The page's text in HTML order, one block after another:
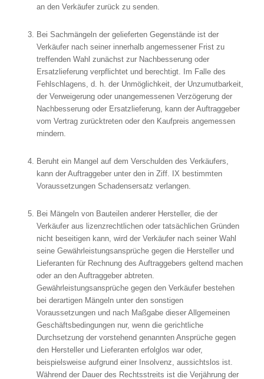
an den Verkäufer zurück zu senden.
Bei Sachmängeln der gelieferten Gegenstände ist der
Verkäufer nach seiner innerhalb angemessener Frist zu
treffenden Wahl zunächst zur Nachbesserung oder
Ersatzlieferung verpflichtet und berechtigt. Im Falle des
Fehlschlagens, d. h. der Unmöglichkeit, der Unzumutbarkeit,
der Verweigerung oder unangemessenen Verzögerung der
Nachbesserung oder Ersatzlieferung, kann der Auftraggeber
vom Vertrag zurücktreten oder den Kaufpreis angemessen
mindern.
Beruht ein Mangel auf dem Verschulden des Verkäufers,
kann der Auftraggeber unter den in Ziff. IX bestimmten
Voraussetzungen Schadensersatz verlangen.
Bei Mängeln von Bauteilen anderer Hersteller, die der
Verkäufer aus lizenzrechtlichen oder tatsächlichen Gründen
nicht beseitigen kann, wird der Verkäufer nach seiner Wahl
seine Gewährleistungsansprüche gegen die Hersteller und
Lieferanten für Rechnung des Auftraggebers geltend machen
oder an den Auftraggeber abtreten.
Gewährleistungsansprüche gegen den Verkäufer bestehen
bei derartigen Mängeln unter den sonstigen
Voraussetzungen und nach Maßgabe dieser Allgemeinen
Geschäftsbedingungen nur, wenn die gerichtliche
Durchsetzung der vorstehend genannten Ansprüche gegen
den Hersteller und Lieferanten erfolglos war oder,
beispielsweise aufgrund einer Insolvenz, aussichtslos ist.
Während der Dauer des Rechtsstreits ist die Verjährung der